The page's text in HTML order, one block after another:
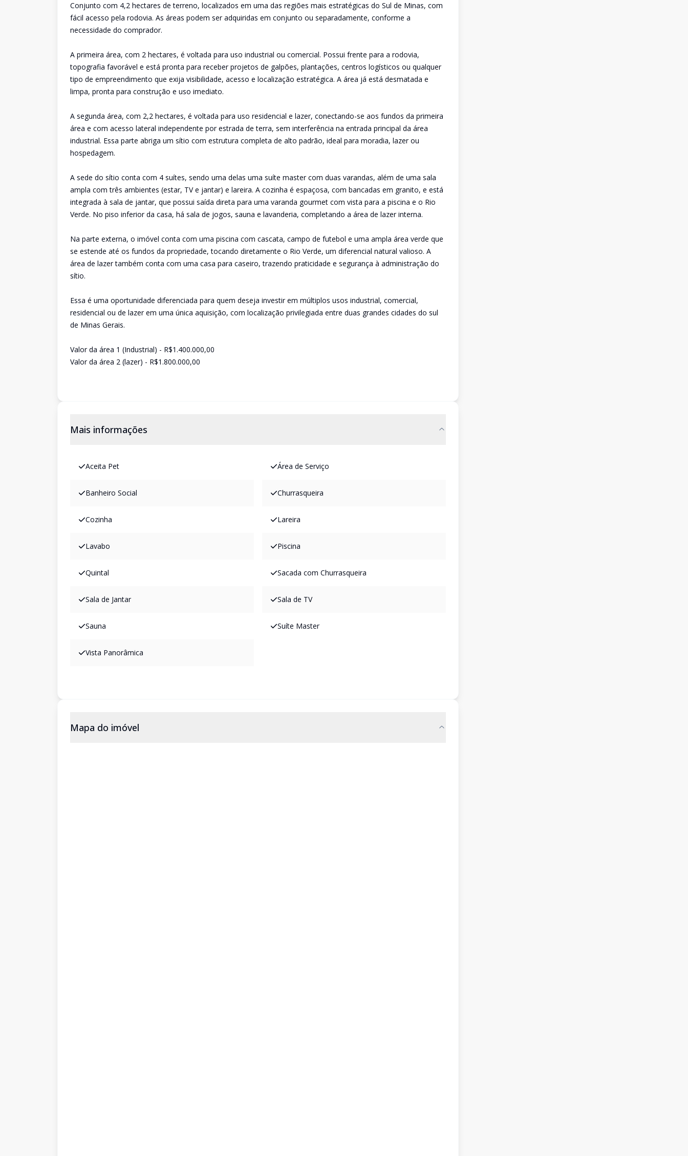
Conjunto com 4,2 hectares de terreno, localizados em uma das regiões mais estratégicas do Sul de Minas, com
fácil acesso pela rodovia. As áreas podem ser adquiridas em conjunto ou separadamente, conforme a
necessidade do comprador.
A primeira área, com 2 hectares, é voltada para uso industrial ou comercial. Possui frente para a rodovia,
topografia favorável e está pronta para receber projetos de galpões, plantações, centros logísticos ou qualquer
tipo de empreendimento que exija visibilidade, acesso e localização estratégica. A área já está desmatada e
limpa, pronta para construção e uso imediato.
A segunda área, com 2,2 hectares, é voltada para uso residencial e lazer, conectando-se aos fundos da primeira
área e com acesso lateral independente por estrada de terra, sem interferência na entrada principal da área
industrial. Essa parte abriga um sítio com estrutura completa de alto padrão, ideal para moradia, lazer ou
hospedagem.
A sede do sítio conta com 4 suítes, sendo uma delas uma suíte master com duas varandas, além de uma sala
ampla com três ambientes (estar, TV e jantar) e lareira. A cozinha é espaçosa, com bancadas em granito, e está
integrada à sala de jantar, que possui saída direta para uma varanda gourmet com vista para a piscina e o Rio
Verde. No piso inferior da casa, há sala de jogos, sauna e lavanderia, completando a área de lazer interna.
Na parte externa, o imóvel conta com uma piscina com cascata, campo de futebol e uma ampla área verde que
se estende até os fundos da propriedade, tocando diretamente o Rio Verde, um diferencial natural valioso. A
área de lazer também conta com uma casa para caseiro, trazendo praticidade e segurança à administração do
sítio.
Essa é uma oportunidade diferenciada para quem deseja investir em múltiplos usos industrial, comercial,
residencial ou de lazer em uma única aquisição, com localização privilegiada entre duas grandes cidades do sul
de Minas Gerais.
Valor da área 1 (Industrial) - R$1.400.000,00
Valor da área 2 (lazer) - R$1.800.000,00
Mais informações
Aceita Pet Área de Serviço
Banheiro Social Churrasqueira
Cozinha Lareira
Lavabo Piscina
Quintal Sacada com Churrasqueira
Sala de Jantar Sala de TV
Sauna Suíte Master
Vista Panorâmica
Mapa do imóvel